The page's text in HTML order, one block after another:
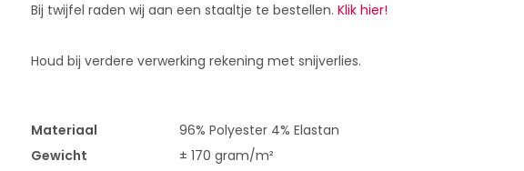
Bij twijfel raden wij aan een staaltje te bestellen. Klik hier!
Houd bij verdere verwerking rekening met snijverlies.
Materiaal
96% Polyester 4% Elastan
Gewicht
± 170 gram/m²